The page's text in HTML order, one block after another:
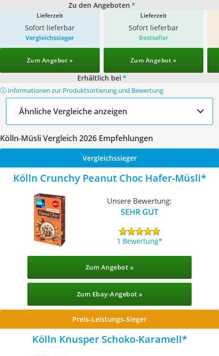
Zu den Angeboten *
Lieferzeit
Sofort lieferbar
Lieferzeit
Sofort lieferbar
Vergleichssieger
Zum Angebot »
Bestseller
Zum Angebot »
Erhältlich bei *
ⓘ Informationen zur Produktsortierung und Bewertung
Ähnliche Vergleiche anzeigen
Kölln-Müsli Vergleich 2026 Empfehlungen
Vergleichssieger
Kölln Crunchy Peanut Choc Hafer-Müsli
Unsere Bewertung:
SEHR GUT
1 Bewertung
Zum Angebot »
Zum Ebay-Angebot »
Preis-Leistungs-Sieger
Kölln Knusper Schoko-Karamell